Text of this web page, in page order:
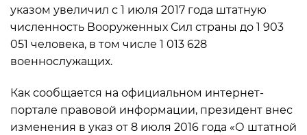
указом увеличил с 1 июля 2017 года штатную
численность Вооруженных Сил страны до 1 903
051 человека, в том числе 1 013 628
военнослужащих.
Как сообщается на официальном интернет-
портале правовой информации, президент внес
изменения в указ от 8 июля 2016 года «О штатной